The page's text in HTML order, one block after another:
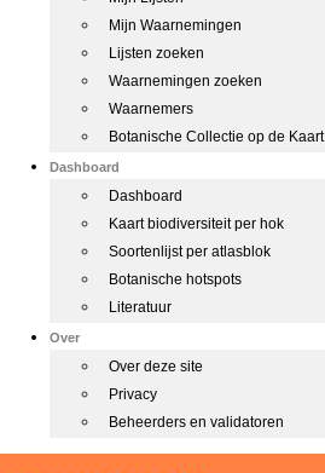
Mijn Waarnemingen
Lijsten zoeken
Waarnemingen zoeken
Waarnemers
Botanische Collectie op de Kaart
Dashboard
Dashboard
Kaart biodiversiteit per hok
Soortenlijst per atlasblok
Botanische hotspots
Literatuur
Over
Over deze site
Privacy
Beheerders en validatoren